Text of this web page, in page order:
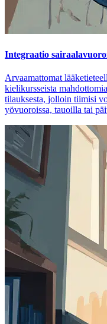
Integraatio
Arvaamattomat
kielikursseista
tilauksesta, jolloin tiimisi
yövuoroissa, tauoilla tai